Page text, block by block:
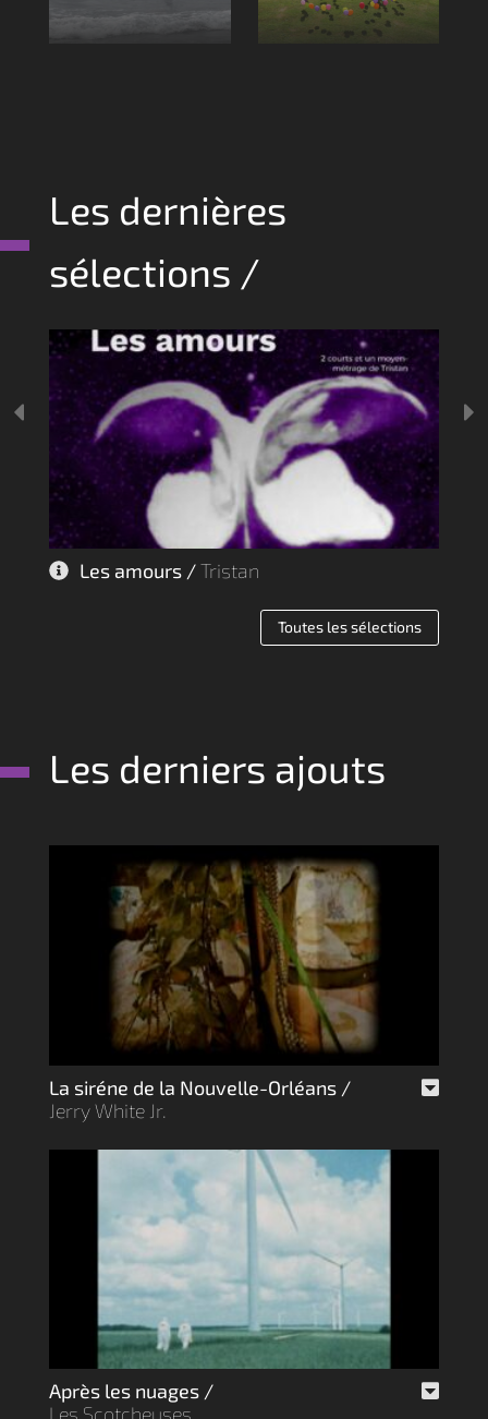
Les dernières
sélections /
Les amours /Tristan
Toutes les sélections
Les derniers ajouts
La siréne de la Nouvelle-Orléans /
Jerry White Jr.
Après les nuages /
Les Scotcheuses